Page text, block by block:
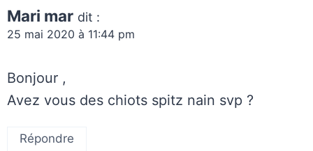
Mari mar dit :
25 mai 2020 à 11:44 pm
Bonjour ,
Avez vous des chiots spitz nain svp ?
Répondre